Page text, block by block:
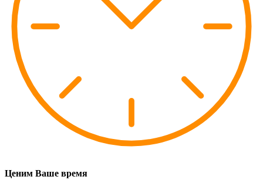
Ценим Ваше время